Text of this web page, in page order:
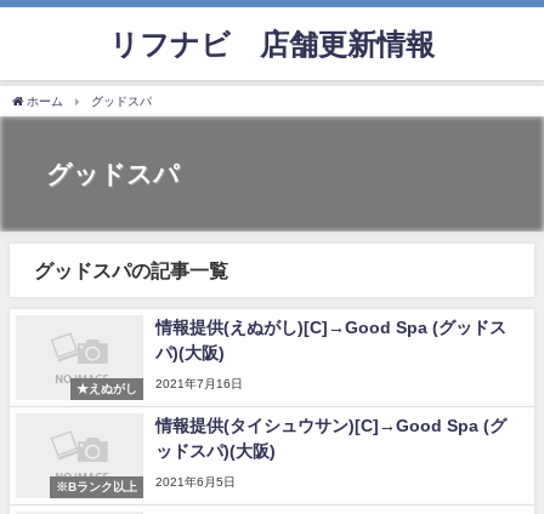
リフナビ®店舗更新情報
ホーム グッドスパ
グッドスパ
グッドスパの記事一覧
★えぬがし
情報提供(えぬがし)[C]→Good Spa (グッドス
パ)(大阪)
2021年7月16日
※Bランク以上
情報提供(タイシュウサン)[C]→Good Spa (グ
ッドスパ)(大阪)
2021年6月5日